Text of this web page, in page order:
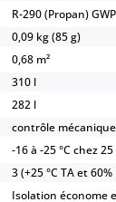
R-290 (Propan)
0,09 kg (85 g)
0,68 m²
310 l
282 l
contrôle mécanique
-16 à -25 °C chez
3 (+25 °C TA et 60%
Isolation économe